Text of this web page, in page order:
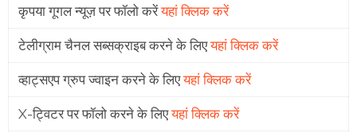
कृपया गूगल न्यूज़ पर फॉलो करेंयहां क्लिक करें
टेलीग्राम चैनल सब्सक्राइब करने के लिएयहां क्लिक करें
व्हाट्सएप ग्रुप ज्वाइन करने के लिएयहां क्लिक करें
X-ट्विटर पर फॉलो करने के लिएयहां क्लिक करें